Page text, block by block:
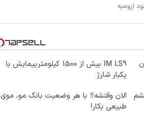
ارومیه
IM LS9 بیش از 1500 کیلومترپیمایش با
یکبار شارژ
الان وقتشه‼️ با هر وضعیت بانک مو، موی
طبیعی بکار!